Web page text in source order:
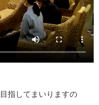
指してまいりますの